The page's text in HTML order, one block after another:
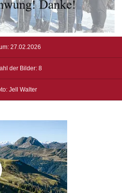
27.02.2026
der Bilder: 8
Jell Walter